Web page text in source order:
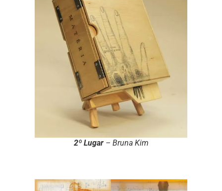
2º Lugar– Bruna Kim